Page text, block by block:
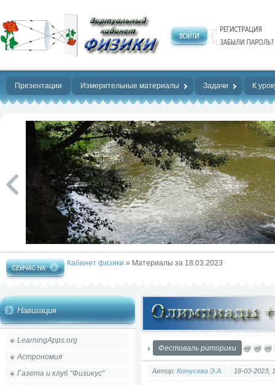
Нет предела
совершенству!
Презентации Измерительные материалы Задачи К
Кабинет физики » Материалы за 18.03.2023
Навигация
LearningApps.org
Астрономия
Газета и клуб "Физикус"
Фестиваль риторики
Автор: Котусева Э.А. 18-03-2023,